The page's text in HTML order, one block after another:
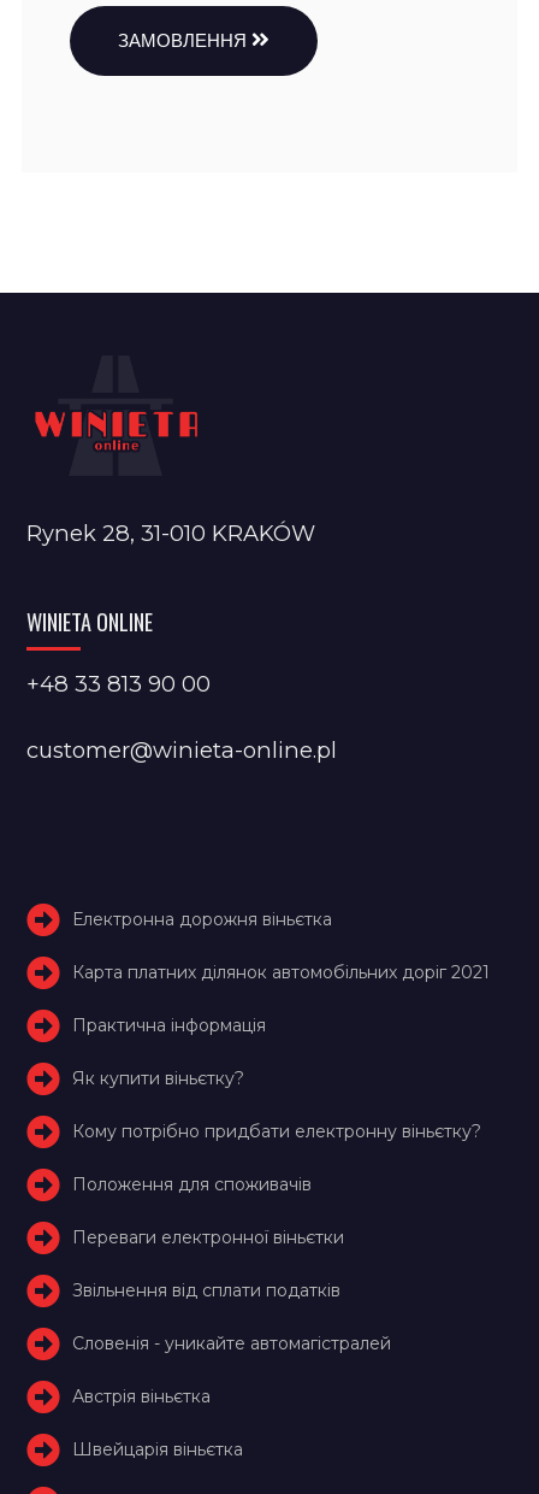
ЗАМОВЛЕННЯ
Rynek 28, 31-010 KRAKÓW
WINIETA ONLINE
+48 33 813 90 00
customer@winieta-online.pl
Електронна дорожня віньєтка
Карта платних ділянок автомобільних доріг 2021
Практична інформація
Як купити віньєтку?
Кому потрібно придбати електронну віньєтку?
Положення для споживачів
Переваги електронної віньєтки
Звільнення від сплати податків
Словенія - уникайте автомагістралей
Австрія віньєтка
Швейцарія віньєтка